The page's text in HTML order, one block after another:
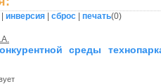
инверсия сброс печать(0)
среды